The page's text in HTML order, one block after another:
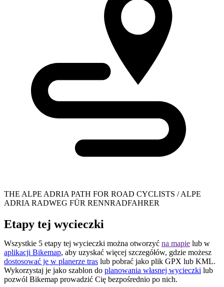
THE ALPE ADRIA PATH FOR ROAD CYCLISTS / ALPE
ADRIA RADWEG FÜR RENNRADFAHRER
Etapy tej wycieczki
Wszystkie 5 etapy tej wycieczki można otworzyć na mapie lub w
aplikacji Bikemap, aby uzyskać więcej szczegółów, gdzie możesz
dostosować je w planerze tras lub pobrać jako plik GPX lub KML.
Wykorzystaj je jako szablon do planowania własnej wycieczki lub
pozwól Bikemap prowadzić Cię bezpośrednio po nich.